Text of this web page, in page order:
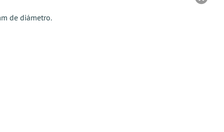
de diámetro.